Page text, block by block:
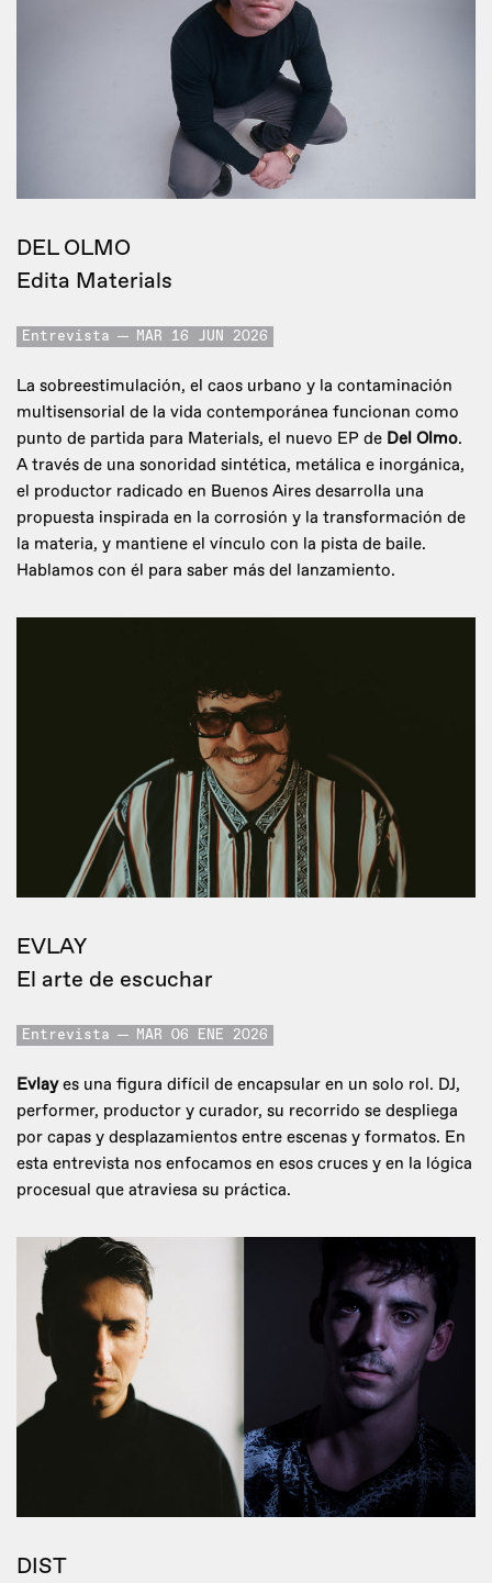
DEL OLMO
Edita Materials
Entrevista MAR 16 JUN 2026
La sobreestimulación, el caos urbano y la contaminación
multisensorial de la vida contemporánea funcionan como
punto de partida para Materials, el nuevo EP de Del Olmo.
A través de una sonoridad sintética, metálica e inorgánica,
el productor radicado en Buenos Aires desarrolla una
propuesta inspirada en la corrosión y la transformación de
la materia, y mantiene el vínculo con la pista de baile.
Hablamos con él para saber más del lanzamiento.
EVLAY
El arte de escuchar
Entrevista MAR 06 ENE 2026
Evlayes una figura difícil de encapsular en un solo rol. DJ,
performer, productor y curador, su recorrido se despliega
por capas y desplazamientos entre escenas y formatos. En
esta entrevista nos enfocamos en esos cruces y en la lógica
procesual que atraviesa su práctica.
DIST